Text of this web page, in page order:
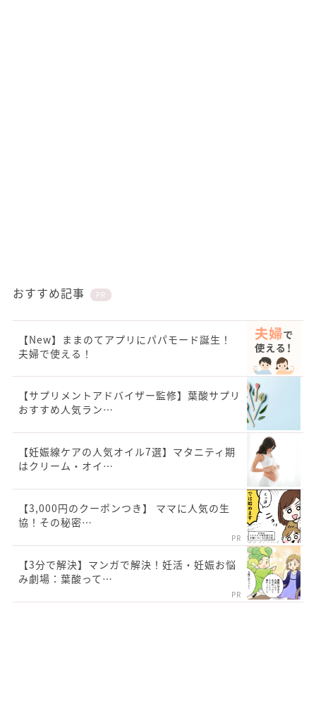
おすすめ記事 PR
【New】ままのてアプリにパパモード誕生！
夫婦で使える！
【サプリメントアドバイザー監修】葉酸サプリ
おすすめ人気ラン…
【妊娠線ケアの人気オイル7選】マタニティ期
はクリーム・オイ…
【3,000円のクーポンつき】 ママに人気の生
協！その秘密…
PR
【3分で解決】マンガで解決！妊活・妊娠お悩
み劇場：葉酸って…
PR